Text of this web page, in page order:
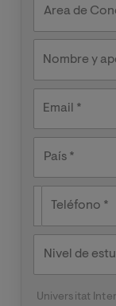
Nombre y
Email
País *
Teléfono
Universitat